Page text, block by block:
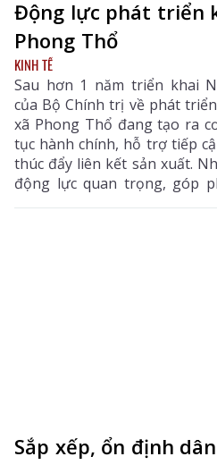
Động lực phát triển
Phong Thổ
KINH TẾ
Sau hơn 1 năm triển khai
của Bộ Chính trị về phát
xã Phong Thổ đang tạo ra
tục hành chính, hỗ trợ tiếp
thúc đẩy liên kết sản xuất.
động lực quan trọng, góp
kinh tế - xã hội của vùng
Sắp xếp, ổn định